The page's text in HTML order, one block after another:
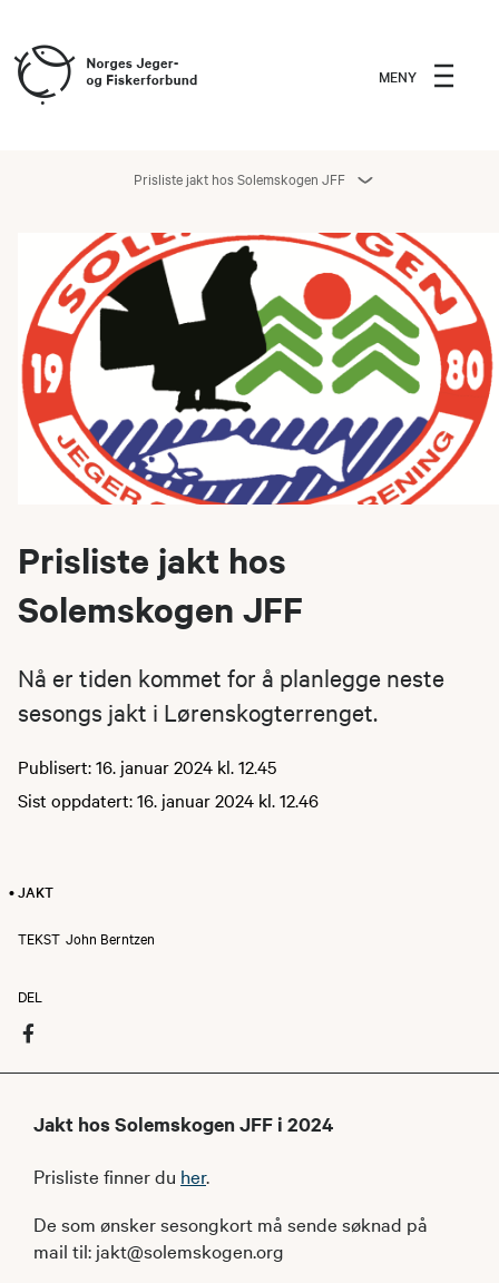
MENY
Prisliste jakt hos Solemskogen JFF
Prisliste jakt hos
Solemskogen JFF
Nå er tiden kommet for å planlegge neste
sesongs jakt i Lørenskogterrenget.
Publisert: 16. januar 2024 kl. 12.45
Sist oppdatert: 16. januar 2024 kl. 12.46
• JAKT
TEKST John Berntzen
DEL
Jakt hos Solemskogen JFF i 2024
Prisliste finner du her.
De som ønsker sesongkort må sende søknad på
mail til: jakt@solemskogen.org